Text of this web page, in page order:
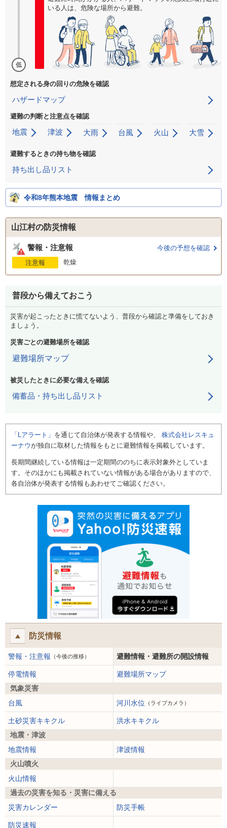
低
いる人は、危険な場所から避難。
想定される身の回りの危険を確認
ハザードマップ
避難の判断と注意点を確認
地震 津波 大雨 台風 火山 大雪
避難するときの持ち物を確認
持ち出し品リスト
令和8年熊本地震 情報まとめ
山江村の防災情報
警報・注意報
今後の予想を確認
注意報
乾燥
普段から備えておこう
災害が起こったときに慌てないよう、普段から確認と準備をしておき
ましょう。
災害ごとの避難場所を確認
避難場所マップ
被災したときに必要な備えを確認
備蓄品・持ち出し品リスト
「Lアラート」 を通じて自治体が発表する情報や、 株式会社レスキュ
ーナウが独自に取材した情報をもとに避難情報を掲載しています。
長期間継続している情報は一定期間ののちに表示対象外としていま
す。そのほかにも掲載されていない情報がある場合がありますので、
各自治体が発表する情報もあわせてご確認ください。
防災情報
警報・注意報 （今後の推移） 避難情報・避難所の開設情報
停電情報
避難場所マップ
気象災害
台風
河川水位 （ライブカメラ）
土砂災害キキクル
洪水キキクル
地震・津波
地震情報
津波情報
火山噴火
火山情報
過去の災害を知る・災害に備える
災害カレンダー
防災手帳
防災速報